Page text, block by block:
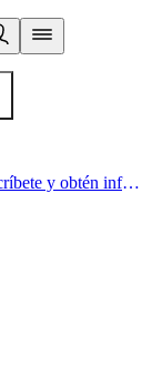
Acá comienza un estilo de vida saludable. Subscríbete y obtén información de primera mano